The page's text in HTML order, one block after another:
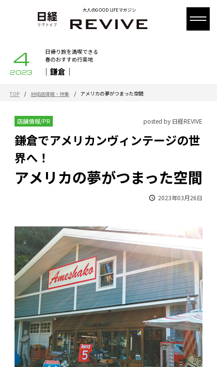
大人のGOOD LIFEマガジン
4
2023
日帰り旅を満喫できる
春のおすすめ行楽地
｜鎌倉｜
TOP / 地域店情報・特集 / アメリカの夢がつまった空間
店舗情報/PR posted by 日経REVIVE
鎌倉でアメリカンヴィンテージの世
界へ！
アメリカの夢がつまった空間
2023年03月26日